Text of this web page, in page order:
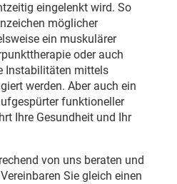
eingelenkt wird. So
möglicher
ein muskulärer
oder auch
Instabilitäten mittels
werden. Aber auch ein
funktioneller
Ihre Gesundheit und Ihr
von uns beraten und
Sie gleich einen